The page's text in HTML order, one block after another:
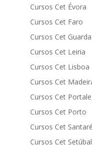
Cursos Cet Évora
Cursos Cet Faro
Cursos Cet Guarda
Cursos Cet Leiria
Cursos Cet Lisboa
Cursos Cet
Cursos Cet
Cursos Cet Porto
Cursos Cet
Cursos Cet Setúbal